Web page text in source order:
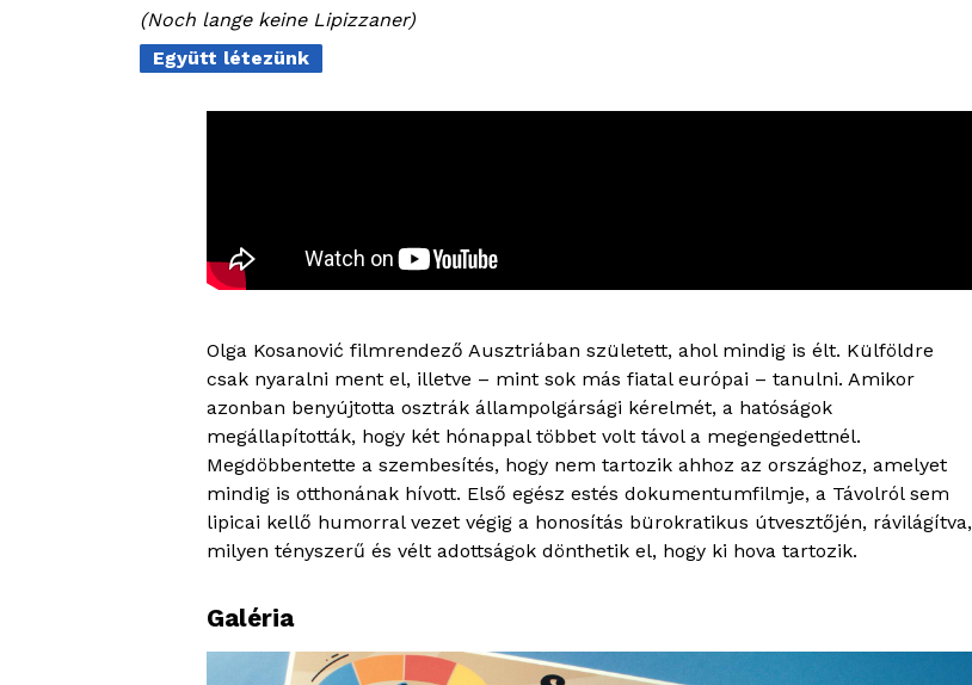
Noch lange keine Lipizzaner
Együtt létezünk
Olga Kosanović filmrendező Ausztriában született, ahol mindig is élt. Külföldre
csak nyaralni ment el, illetve – mint sok más fiatal európai – tanulni. Amikor
azonban benyújtotta osztrák állampolgársági kérelmét, a hatóságok
megállapították, hogy két hónappal többet volt távol a megengedettnél.
Megdöbbentette a szembesítés, hogy nem tartozik ahhoz az országhoz, amelyet
mindig is otthonának hívott. Első egész estés dokumentumfilmje, a Távolról sem
lipicai kellő humorral vezet végig a honosítás bürokratikus útvesztőjén, rávilágítva,
milyen tényszerű és vélt adottságok dönthetik el, hogy ki hova tartozik.
Galéria